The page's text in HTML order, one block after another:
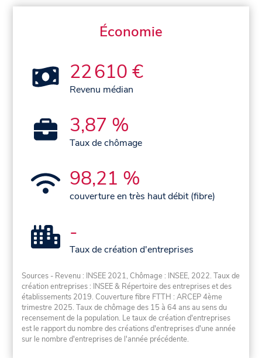
Économie
22 610 €
Revenu médian
3,87 %
Taux de chômage
98,21 %
couverture en très haut débit (fibre)
-
Taux de création d'entreprises
Sources - Revenu : INSEE 2021, Chômage : INSEE, 2022. Taux de
création entreprises : INSEE & Répertoire des entreprises et des
établissements 2019. Couverture fibre FTTH : ARCEP 4ème
trimestre 2025. Taux de chômage des 15 à 64 ans au sens du
recensement de la population. Le taux de création d'entreprises
est le rapport du nombre des créations d'entreprises d'une année
sur le nombre d'entreprises de l'année précédente.